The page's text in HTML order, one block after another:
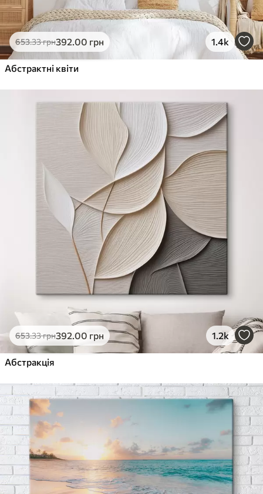
653.33грн392.00 грн 1.4k
Абстрактні квіти
653.33грн392.00 грн 1.2k
Абстракція